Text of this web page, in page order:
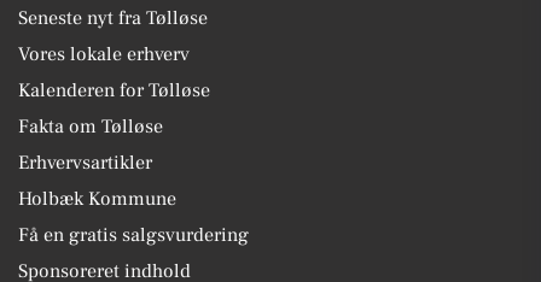
Seneste nyt fra Tølløse
Vores lokale erhverv
Kalenderen for Tølløse
Fakta om Tølløse
Erhvervsartikler
Holbæk Kommune
Få en gratis salgsvurdering
Sponsoreret indhold